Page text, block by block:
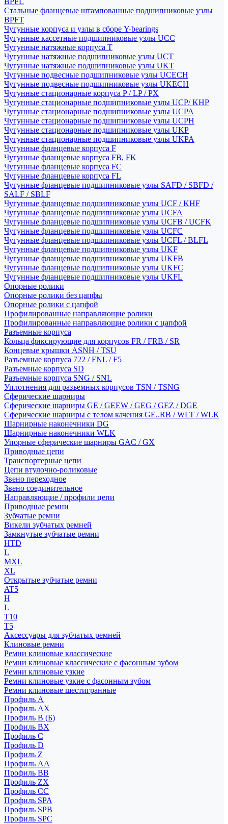
Стальные фланцевые штампованные подшипниковые узлы
BPFT
Чугунные корпуса и узлы в сборе Y-bearings
Чугунные кассетные подшипниковые узлы UCC
Чугунные натяжные корпуса T
Чугунные натяжные подшипниковые узлы UCT
Чугунные натяжные подшипниковые узлы UKT
Чугунные подвесные подшипниковые узлы UCECH
Чугунные подвесные подшипниковые узлы UKECH
Чугунные стационарные корпуса P / LP / PX
Чугунные стационарные подшипниковые узлы UCP/ KHP
Чугунные стационарные подшипниковые узлы UCPA
Чугунные стационарные подшипниковые узлы UCPH
Чугунные стационарные подшипниковые узлы UKP
Чугунные стационарные подшипниковые узлы UKPA
Чугунные фланцевые корпуса F
Чугунные фланцевые корпуса FB, FK
Чугунные фланцевые корпуса FC
Чугунные фланцевые корпуса FL
Чугунные фланцевые подшипниковые узлы SAFD / SBFD /
SALF / SBLF
Чугунные фланцевые подшипниковые узлы UCF / KHF
Чугунные фланцевые подшипниковые узлы UCFA
Чугунные фланцевые подшипниковые узлы UCFB / UCFK
Чугунные фланцевые подшипниковые узлы UCFC
Чугунные фланцевые подшипниковые узлы UCFL / BLFL
Чугунные фланцевые подшипниковые узлы UKF
Чугунные фланцевые подшипниковые узлы UKFB
Чугунные фланцевые подшипниковые узлы UKFC
Чугунные фланцевые подшипниковые узлы UKFL
Опорные ролики
Опорные ролики без цапфы
Опорные ролики с цапфой
Профилированные направляющие ролики
Профилированные направляющие ролики с цапфой
Разъемные корпуса
Кольца фиксирующие для корпусов FR / FRB / SR
Концевые крышки ASNH / TSU
Разъемные корпуса 722 / FNL / F5
Разъемные корпуса SD
Разъемные корпуса SNG / SNL
Уплотнения для разъемных корпусов TSN / TSNG
Сферические шарниры
Сферические шарниры GE / GEEW / GEG / GEZ / DGE
Сферические шарниры с телом качения GE..RB / WLT / WLK
Шарнирные наконечники DG
Шарнирные наконечники WLK
Упорные сферические шарниры GAC / GX
Приводные цепи
Транспортерные цепи
Цепи втулочно-роликовые
Звено переходное
Звено соединительное
Направляющие / профили цепи
Приводные ремни
Зубчатые ремни
Викели зубчатых ремней
Замкнутые зубчатые ремни
HTD
L
MXL
XL
Открытые зубчатые ремни
AT5
H
L
T10
T5
Аксессуары для зубчатых ремней
Клиновые ремни
Ремни клиновые классические
Ремни клиновые классические с фасонным зубом
Ремни клиновые узкие
Ремни клиновые узкие с фасонным зубом
Ремни клиновые шестигранные
Профиль A
Профиль AX
Профиль B (Б)
Профиль BX
Профиль C
Профиль D
Профиль Z
Профиль АА
Профиль BB
Профиль ZX
Профиль CC
Профиль SPA
Профиль SPB
Профиль SPC